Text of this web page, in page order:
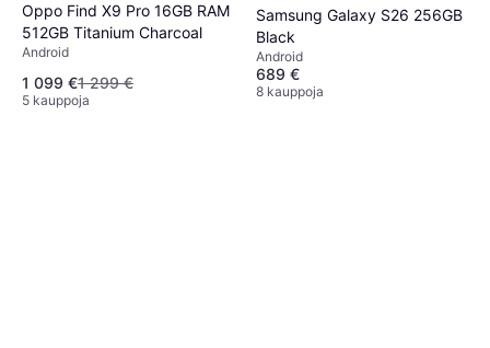
Oppo Find X9 Pro 16GB RAM
512GB Titanium Charcoal
Android
1 099 €1 299 €
5 kauppoja
Samsung Galaxy S26 256GB
Black
Android
689 €
8 kauppoja